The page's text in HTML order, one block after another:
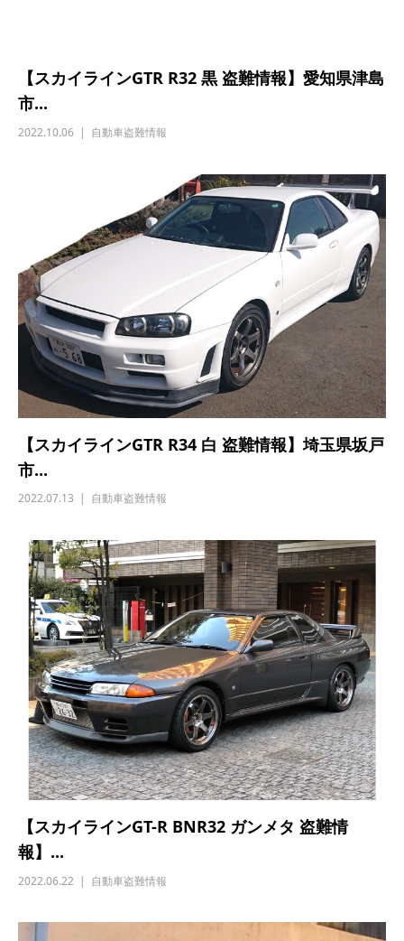
【スカイラインGTR R32 黒 盗難情報】愛知県津島
市...
2022.10.06 自動車盗難情報
【スカイラインGTR R34 白 盗難情報】埼玉県坂戸
市...
2022.07.13 自動車盗難情報
【スカイラインGT-R BNR32 ガンメタ 盗難情
報】...
2022.06.22 自動車盗難情報